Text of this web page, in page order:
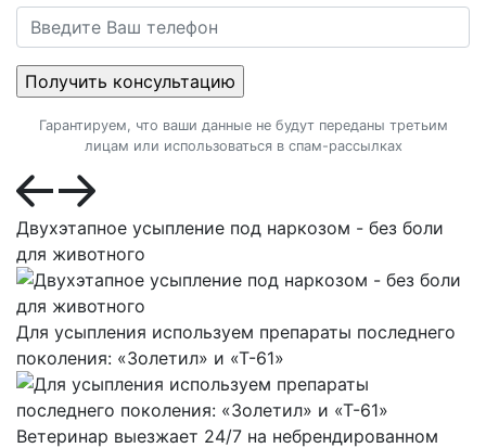
Гарантируем, что ваши данные не будут переданы третьим
лицам или использоваться в спам-рассылках
Двухэтапное усыпление под наркозом - без боли
для животного
Для усыпления используем препараты последнего
поколения: «Золетил» и «Т-61»
Ветеринар выезжает 24/7 на небрендированном